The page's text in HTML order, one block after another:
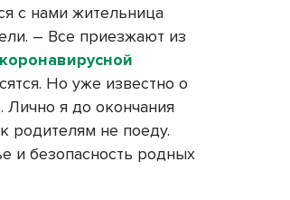
с нами жительница
– Все приезжают из
Но уже известно о
Лично я до окончания
родителям не поеду.
и безопасность родных